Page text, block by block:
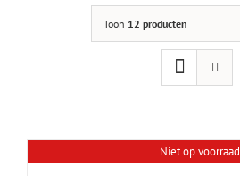
Toon 12 producten
Niet op voorraad